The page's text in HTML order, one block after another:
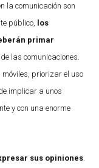
la comunicación son
público,
los
primar
de las comunicaciones.
priorizar el uso
implicar a unos
y con una enorme
sus opiniones